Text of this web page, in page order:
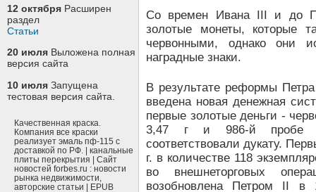
12 октября Расширен
раздел
Статьи
20 июля Выложена полная
версия сайта
10 июля Запущена
тестовая версия сайта.
Качественная краска.
Компания все краски
реализует эмаль пф-115 с
доставкой по РФ. | канальные
плиты перекрытия | Сайт
новостей forbes.ru : новости
рынка недвижимости,
авторские статьи | EPUB
Со времен Ивана III и до
золотые монеты, которые
червонными, однако они
наградные знаки.
В результате реформы
введена новая денежная
первые золотые деньги -
3,47 г и 986-й пробе
соответствовали дукату.
г. в количестве 118
во внешнеторговых
возобновлена Петром II